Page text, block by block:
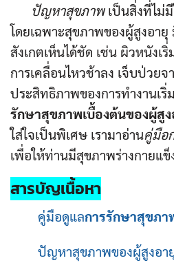
ปัญหาสุขภาพ เป็นสิ่งที่ไม่
โดยเฉพาะสุขภาพของผู้สูงอา
สังเกตเห็นได้ชัด เช่น ผิวหนังเ
การเคลื่อนไหวช้าลง เจ็บป่วย
ประสิทธิภาพของการทำงานเริ่
รักษาสุขภาพเบื้องต้นของผู้สูง
ใส่ใจเป็นพิเศษ เรามาอ่านคู่มือ
เพื่อให้ท่านมีสุขภาพร่างกายแข็
สารบัญเนื้อหา
คู่มือดูแลการรักษาสุขภา
ปัญหาสุขภาพของผู้สูงอา